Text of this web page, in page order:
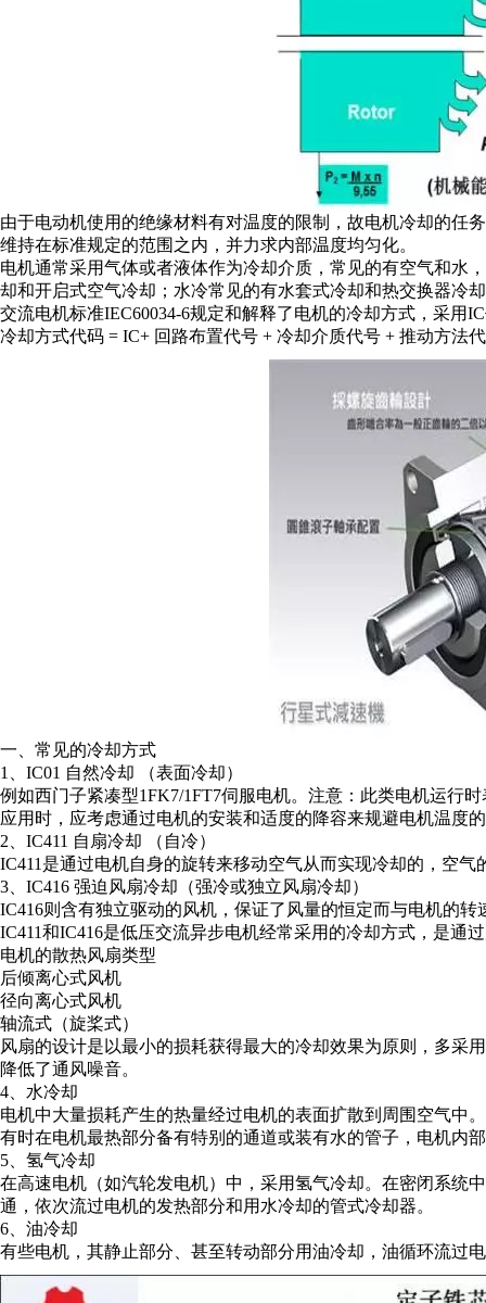
由于电动机使用的绝缘材料有对温度的限制，故电机冷却的任
维持在标准规定的范围之内，并力求内部温度均匀化。
电机通常采用气体或者液体作为冷却介质，常见的有空气和水
却和开启式空气冷却；水冷常见的有水套式冷却和热交换器冷
交流电机标准IEC60034-6规定和解释了电机的冷却方式，采用
冷却方式代码 = IC+ 回路布置代号 + 冷却介质代号 + 推动方法
一、常见的冷却方式
1、IC01 自然冷却 （表面冷却）
例如西门子紧凑型1FK7/1FT7伺服电机。注意：此类电机运行
应用时，应考虑通过电机的安装和适度的降容来规避电机温度
2、IC411 自扇冷却 （自冷）
IC411是通过电机自身的旋转来移动空气从而实现冷却的，空气
3、IC416 强迫风扇冷却（强冷或独立风扇冷却）
IC416则含有独立驱动的风机，保证了风量的恒定而与电机的转
IC411和IC416是低压交流异步电机经常采用的冷却方式，是通
电机的散热风扇类型
后倾离心式风机
径向离心式风机
轴流式（旋桨式）
风扇的设计是以最小的损耗获得最大的冷却效果为原则，多采
降低了通风噪音。
4、水冷却
电机中大量损耗产生的热量经过电机的表面扩散到周围空气中
有时在电机最热部分备有特别的通道或装有水的管子，电机内
5、氢气冷却
在高速电机（如汽轮发电机）中，采用氢气冷却。在密闭系统
通，依次流过电机的发热部分和用水冷却的管式冷却器。
6、油冷却
有些电机，其静止部分、甚至转动部分用油冷却，油循环流过